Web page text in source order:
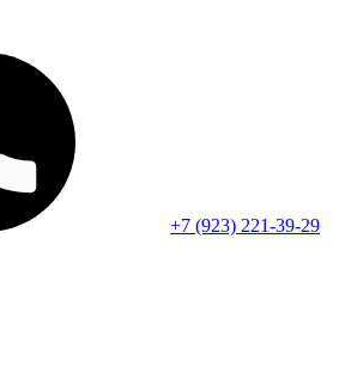
+7 (923) 221-39-29